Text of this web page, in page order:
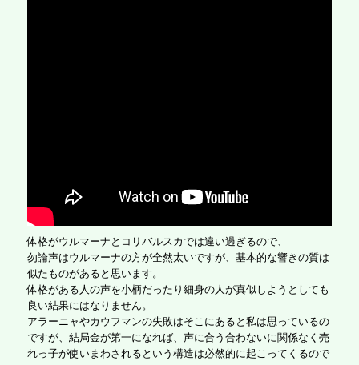
体格がウルマーナとコリバルスカでは違い過ぎるので、
勿論声はウルマーナの方が全然太いですが、基本的な響きの質は
似たものがあると思います。
体格がある人の声を小柄だったり細身の人が真似しようとしても
良い結果にはなりません。
アラーニャやカウフマンの失敗はそこにあると私は思っているの
ですが、結局金が第一になれば、声に合う合わないに関係なく売
れっ子が使いまわされるという構造は必然的に起こってくるので